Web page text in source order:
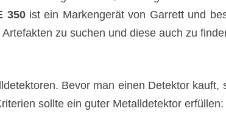
350ist ein Markengerät von Garrett und
zu suchen und diese auch zu
Bevor man einen Detektor kauft,
sollte ein guter Metalldetektor erfüllen: